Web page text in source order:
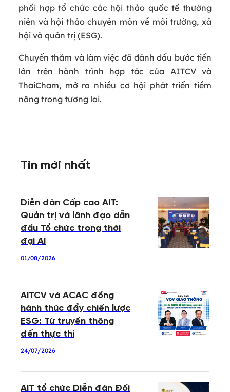
phối hợp tổ chức các hội thảo quốc tế thường
niên và hội thảo chuyên môn về môi trường, xã
hội và quản trị (ESG).
Chuyến thăm và làm việc đã đánh dấu bước tiến
lớn trên hành trình hợp tác của AITCV và
ThaiCham, mở ra nhiều cơ hội phát triển tiềm
năng trong tương lai.
Tin mới nhất
Diễn đàn Cấp cao AIT:
Quản trị và lãnh đạo dẫn
đầu Tổ chức trong thời
đại AI
01/08/2026
AITCV và ACAC đồng
hành thúc đẩy chiến lược
ESG: Từ truyền thông
đến thực thi
24/07/2026
AIT tổ chức Diễn đàn Đối